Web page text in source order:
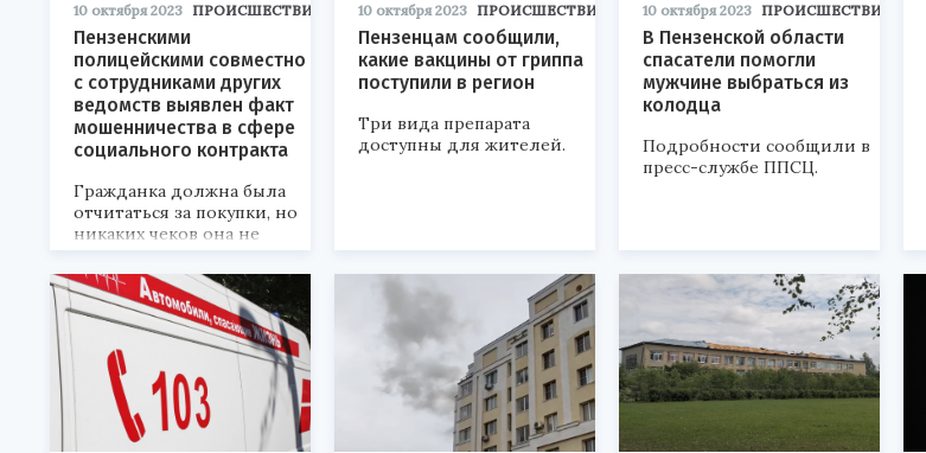
10 октября 2023 ПРОИСШЕСТВИЯ
Пензенскими
полицейскими совместно
с сотрудниками других
ведомств выявлен факт
мошенничества в сфере
социального контракта
Гражданка должна была
отчитаться за покупки, но
никаких чеков она не
предоставила.
10 октября 2023 ПРОИСШЕСТВИЯ
Пензенцам сообщили,
какие вакцины от гриппа
поступили в регион
Три вида препарата
доступны для жителей.
10 октября 2023 ПРОИСШЕСТВИЯ
В Пензенской области
спасатели помогли
мужчине выбраться из
колодца
Подробности сообщили в
пресс-службе ППСЦ.